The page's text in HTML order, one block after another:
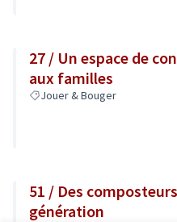
27 / Un espace de
aux familles
Jouer & Bouger
51 / Des
génération